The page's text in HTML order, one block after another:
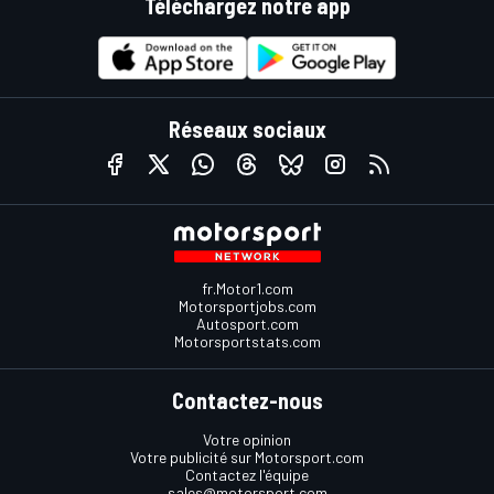
Réseaux sociaux
fr.Motor1.com
Motorsportjobs.com
Autosport.com
Motorsportstats.com
Contactez-nous
Votre opinion
Votre publicité sur Motorsport.com
Contactez l'équipe